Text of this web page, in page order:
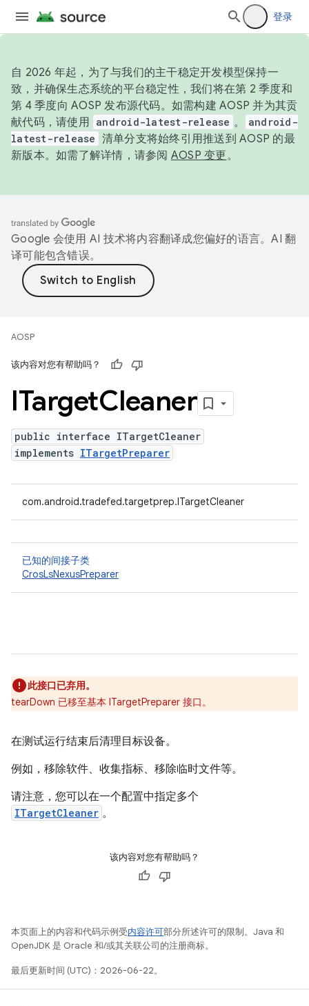
登录
自 2026 年起，为了与我们的主干稳定开发模型保持一
致，并确保生态系统的平台稳定性，我们将在第 2 季度和
第 4 季度向 AOSP 发布源代码。如需构建 AOSP 并为其贡
献代码，请使用 android-latest-release 。
android-
latest-release 清单分支将始终引用推送到 AOSP 的最
新版本。如需了解详情，请参阅 AOSP 变更。
Google 会使用 AI 技术将内容翻译成您偏好的语言。AI 翻
译可能包含错误。
AOSP
该内容对您有帮助吗？
ITargetCleaner
public interface ITargetCleaner
implements ITargetPreparer
com.android.tradefed.targetprep.ITargetCleaner
已知的间接子类
CrosLsNexusPreparer
此接口已弃用。
tearDown 已移至基本 ITargetPreparer 接口。
在测试运行结束后清理目标设备。
例如，移除软件、收集指标、移除临时文件等。
请注意，您可以在一个配置中指定多个
ITargetCleaner 。
该内容对您有帮助吗？
本页面上的内容和代码示例受内容许可部分所述许可的限制。Java 和
OpenJDK 是 Oracle 和/或其关联公司的注册商标。
最后更新时间 (UTC)：2026-06-22。